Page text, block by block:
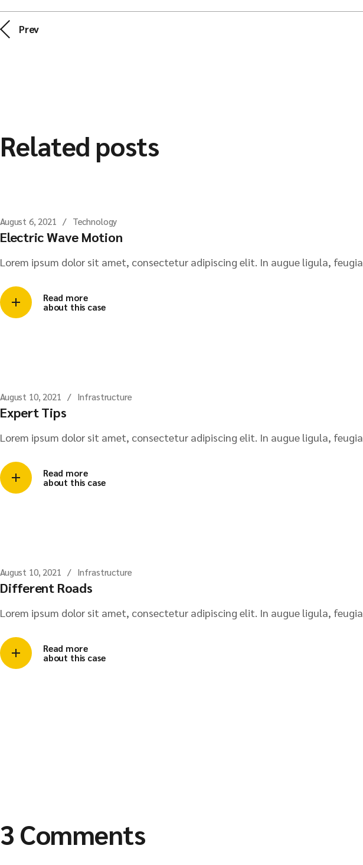
Prev
Related posts
August 6, 2021 Technology
Electric Wave Motion
Lorem ipsum dolor sit amet, consectetur adipiscing elit. In augue ligula, feugia
Read more
about this case
August 10, 2021 Infrastructure
Expert Tips
Lorem ipsum dolor sit amet, consectetur adipiscing elit. In augue ligula, feugia
Read more
about this case
August 10, 2021 Infrastructure
Different Roads
Lorem ipsum dolor sit amet, consectetur adipiscing elit. In augue ligula, feugia
Read more
about this case
3 Comments